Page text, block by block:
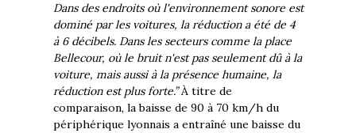
Dans des endroits où l'environnement sonore est
dominé par les voitures, la réduction a été de 4
à 6 décibels. Dans les secteurs comme la place
Bellecour, où le bruit n'est pas seulement dû à la
voiture, mais aussi à la présence humaine, la
réduction est plus forte.”À titre de
comparaison, la baisse de 90 à 70 km/h du
périphérique lyonnais a entraîné une baisse du